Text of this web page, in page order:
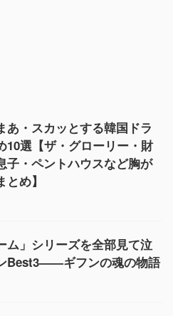
あ・スカッとする韓国ドラ
10選【ザ・グローリー・財
子・ペントハウスなど胸が
め】
ム」シリーズを全部見て泣
Best3——ギフンの魂の物語